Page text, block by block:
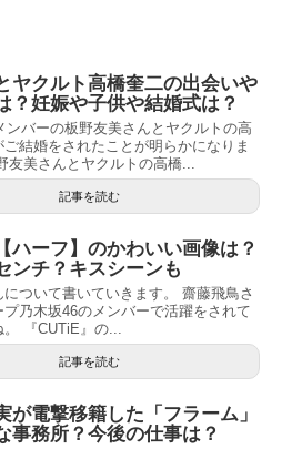
ヤクルト高橋奎二の出会いや
？妊娠や子供や結婚式は？
ンバーの板野友美さんとヤクルトの高
結婚をされたことが明らかになりま
友美さんとヤクルトの高橋...
記事を読む
ハーフ】のかわいい画像は？
ンチ？キスシーンも
ついて書いていきます。 齋藤飛鳥さ
プ乃木坂46のメンバーで活躍をされて
。 『CUTiE』の...
記事を読む
が電撃移籍した「フラーム」
事務所？今後の仕事は？